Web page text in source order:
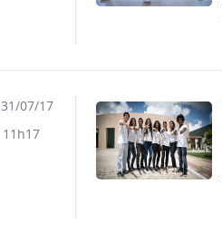
31/07/17
11h17